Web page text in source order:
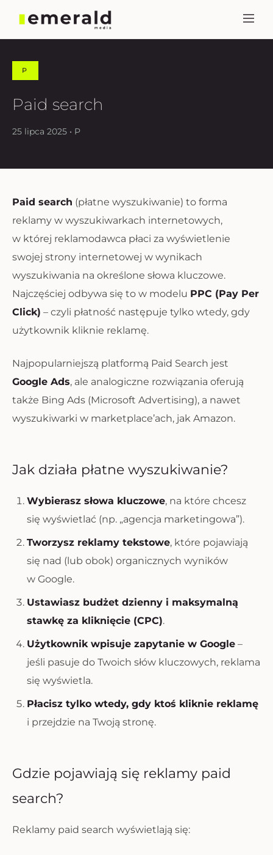
P
Paid search
25 lipca 2025 • P
Paid search (płatne wyszukiwanie) to forma
reklamy w wyszukiwarkach internetowych,
w której reklamodawca płaci za wyświetlenie
swojej strony internetowej w wynikach
wyszukiwania na określone słowa kluczowe.
Najczęściej odbywa się to w modelu PPC (Pay Per
Click) – czyli płatność następuje tylko wtedy, gdy
użytkownik kliknie reklamę.
Najpopularniejszą platformą Paid Search jest
Google Ads, ale analogiczne rozwiązania oferują
także Bing Ads (Microsoft Advertising), a nawet
wyszukiwarki w marketplace’ach, jak Amazon.
Jak działa płatne wyszukiwanie?
Wybierasz słowa kluczowe, na które chcesz
się wyświetlać (np. „agencja marketingowa”).
Tworzysz reklamy tekstowe, które pojawiają
się nad (lub obok) organicznych wyników
w Google.
Ustawiasz budżet dzienny i maksymalną
stawkę za kliknięcie (CPC).
Użytkownik wpisuje zapytanie w Google –
jeśli pasuje do Twoich słów kluczowych, reklama
się wyświetla.
Płacisz tylko wtedy, gdy ktoś kliknie reklamę
i przejdzie na Twoją stronę.
Gdzie pojawiają się reklamy paid
search?
Reklamy paid search wyświetlają się: